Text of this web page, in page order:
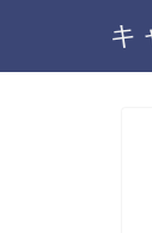
キ